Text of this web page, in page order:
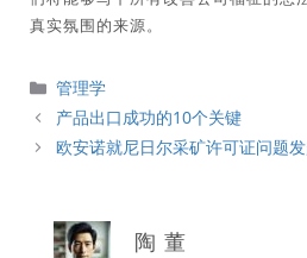
真实氛围的来源。
分
類
管理学
产品出口成功的10个关键
欧安诺就尼日尔采矿许可证问题
陶 董